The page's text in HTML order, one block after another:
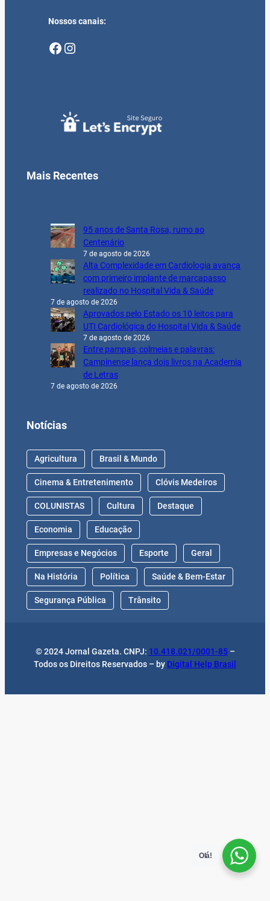
Nossos canais:
Facebook Instagram
Mais Recentes
95 anos de Santa Rosa, rumo ao
Centenário
7 de agosto de 2026
Alta Complexidade em Cardiologia avança
com primeiro implante de marcapasso
realizado no Hospital Vida & Saúde
7 de agosto de 2026
Aprovados pelo Estado os 10 leitos para
UTI Cardiológica do Hospital Vida & Saúde
7 de agosto de 2026
Entre pampas, colmeias e palavras:
Campinense lança dois livros na Academia
de Letras
7 de agosto de 2026
Notícias
Agricultura Brasil & Mundo
Cinema & Entretenimento Clóvis Medeiros
COLUNISTAS Cultura Destaque
Economia Educação
Empresas e Negócios Esporte Geral
Na História Política Saúde & Bem-Estar
Segurança Pública Trânsito
© 2024 Jornal Gazeta. CNPJ: 10.418.021/0001-85–
Todos os Direitos Reservados – by Digital Help Brasil
Olá!